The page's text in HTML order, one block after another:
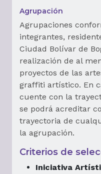
Agrupación
Agrupaciones
integrantes,
Ciudad Bolívar de
realización de al
proyectos de las
graffiti artístico. En
cuente con la
se podrá acreditar
trayectoria de
la agrupación.
Criterios de
Iniciativa